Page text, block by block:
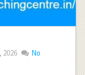
2026
No